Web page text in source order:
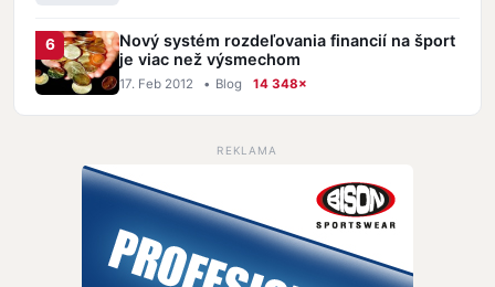
Nový systém rozdeľovania financií na šport
je viac než výsmechom
17. Feb 2012 • Blog 14 348×
REKLAMA